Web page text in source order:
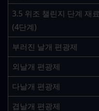
3.5 위조 챌린지 단계 재료
(4단계)
부러진 날개 편광제
외날개 편광제
다날개 편광제
겹날개 편광제